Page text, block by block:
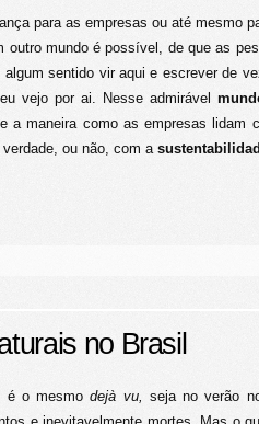
para as empresas ou até mesmo
outro mundo é possível, de que as
sentido vir aqui e escrever de
vejo por ai. Nesse admirável
a maneira como as empresas lidam
ou não, com a
no Brasil
é o mesmodejà vu, seja no verão
e inevitavelmente mortes. Mas o